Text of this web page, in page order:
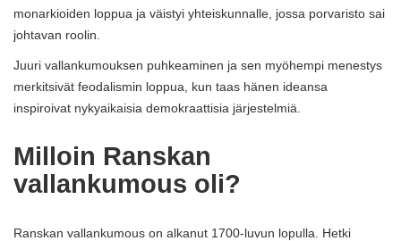
monarkioiden loppua ja väistyi yhteiskunnalle, jossa porvaristo sai
johtavan roolin.
Juuri vallankumouksen puhkeaminen ja sen myöhempi menestys
merkitsivät feodalismin loppua, kun taas hänen ideansa
inspiroivat nykyaikaisia ​​demokraattisia järjestelmiä.
Milloin Ranskan
vallankumous oli?
Ranskan vallankumous on alkanut 1700-luvun lopulla. Hetki